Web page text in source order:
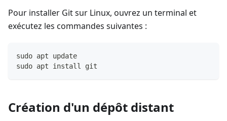
Pour installer Git sur Linux, ouvrez un terminal et
exécutez les commandes suivantes :
sudo apt update
sudo apt install git
Création d'un dépôt distant